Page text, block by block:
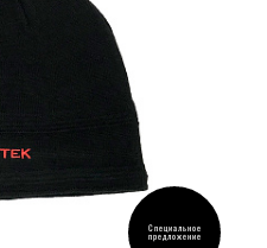
Специальное
предложение